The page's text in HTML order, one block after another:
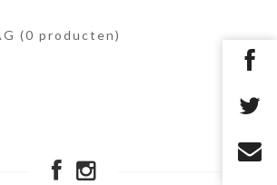
(0 producten)